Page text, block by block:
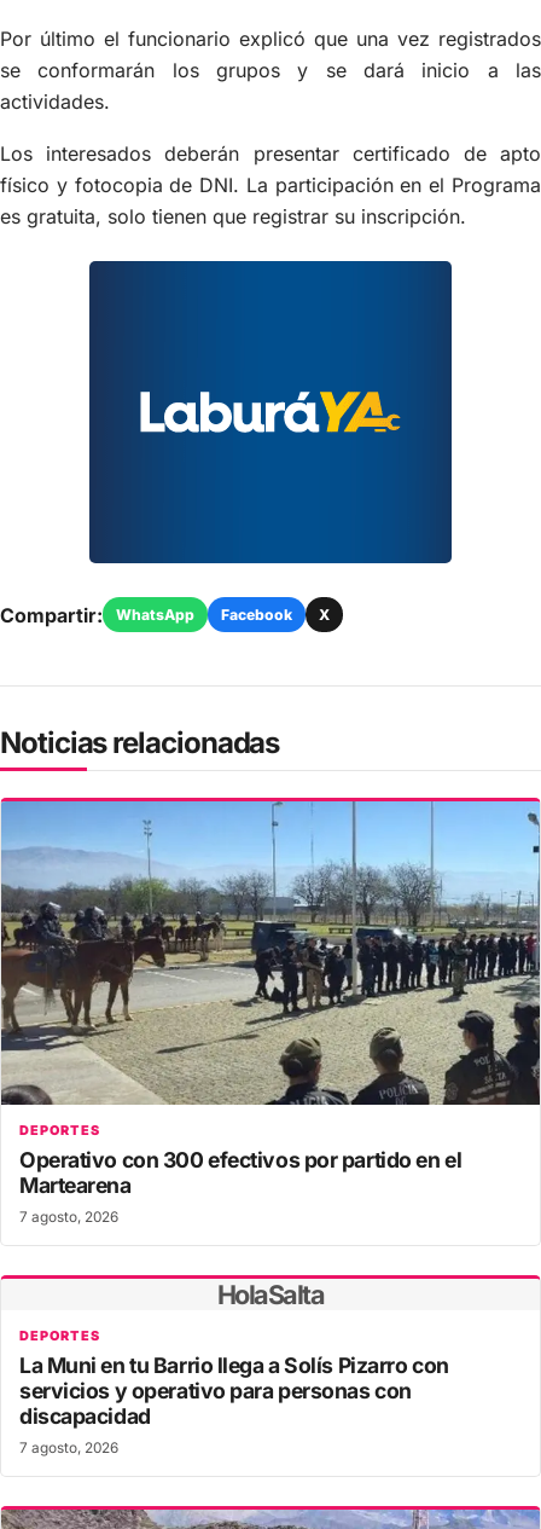
Por último el funcionario explicó que una vez registrados
se conformarán los grupos y se dará inicio a las
actividades.
Los interesados deberán presentar certificado de apto
físico y fotocopia de DNI. La participación en el Programa
es gratuita, solo tienen que registrar su inscripción.
Compartir: WhatsApp Facebook X
Noticias relacionadas
DEPORTES
Operativo con 300 efectivos por partido en el
Martearena
7 agosto, 2026
HolaSalta
DEPORTES
La Muni en tu Barrio llega a Solís Pizarro con
servicios y operativo para personas con
discapacidad
7 agosto, 2026